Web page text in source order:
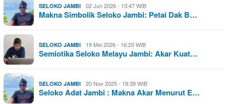
SELOKO JAMBI 02 Jun 2026 - 13:47 WIB
Makna Simbolik Seloko Jambi: Petai Dak B…
SELOKO JAMBI 19 Mei 2026 - 16:20 WIB
Semiotika Seloko Melayu Jambi: Akar Kuat…
SELOKO JAMBI 20 Nov 2025 - 19:39 WIB
Seloko Adat Jambi : Makna Akar Menurut E…